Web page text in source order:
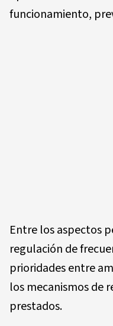
funcionamiento,
Entre los aspectos
regulación de
prioridades entre
los mecanismos de
prestados.